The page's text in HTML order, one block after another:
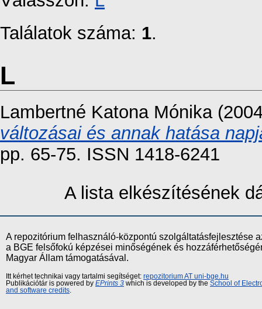
Találatok száma: 1.
L
Lambertné Katona Mónika
változásai és annak hatása
pp. 65-75. ISSN 1418-6241
A lista elkészítésének
A repozitórium felhasználó-központú szolgáltatásfejlesztése
a BGE felsőfokú képzései minőségének és
Magyar Állam támogatásával.
Itt kérhet technikai vagy tartalmi segítséget: repozitorium AT uni-bge.hu
Publikációtár is powered by EPrints 3 which is developed by the School of
and software credits